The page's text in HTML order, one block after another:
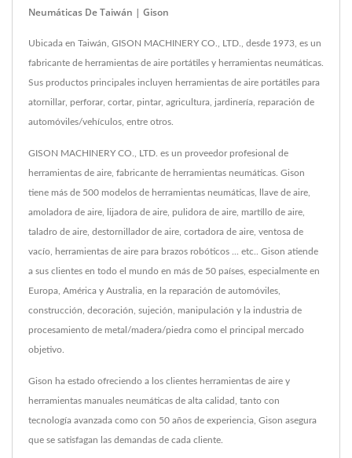
Neumáticas De Taiwán | Gison
Ubicada en Taiwán, GISON MACHINERY CO., LTD., desde 1973, es un
fabricante de herramientas de aire portátiles y herramientas neumáticas.
Sus productos principales incluyen herramientas de aire portátiles para
atornillar, perforar, cortar, pintar, agricultura, jardinería, reparación de
automóviles/vehículos, entre otros.
GISON MACHINERY CO., LTD. es un proveedor profesional de
herramientas de aire, fabricante de herramientas neumáticas. Gison
tiene más de 500 modelos de herramientas neumáticas, llave de aire,
amoladora de aire, lijadora de aire, pulidora de aire, martillo de aire,
taladro de aire, destornillador de aire, cortadora de aire, ventosa de
vacío, herramientas de aire para brazos robóticos ... etc.. Gison atiende
a sus clientes en todo el mundo en más de 50 países, especialmente en
Europa, América y Australia, en la reparación de automóviles,
construcción, decoración, sujeción, manipulación y la industria de
procesamiento de metal/madera/piedra como el principal mercado
objetivo.
Gison ha estado ofreciendo a los clientes herramientas de aire y
herramientas manuales neumáticas de alta calidad, tanto con
tecnología avanzada como con 50 años de experiencia, Gison asegura
que se satisfagan las demandas de cada cliente.